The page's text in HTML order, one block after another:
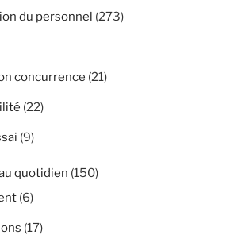
du personnel (273)
concurrence (21)
(22)
(9)
quotidien (150)
(6)
(17)